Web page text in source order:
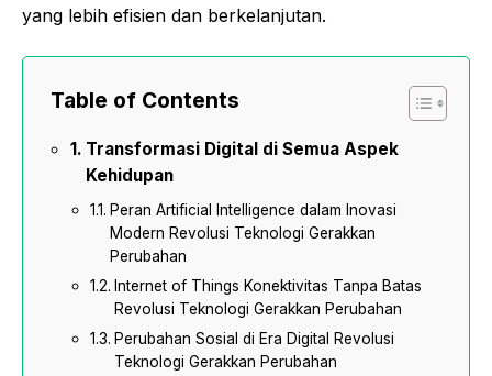
yang lebih efisien dan berkelanjutan.
Table of Contents
Transformasi Digital di Semua Aspek
Kehidupan
Peran Artificial Intelligence dalam Inovasi
Modern Revolusi Teknologi Gerakkan
Perubahan
Internet of Things Konektivitas Tanpa Batas
Revolusi Teknologi Gerakkan Perubahan
Perubahan Sosial di Era Digital Revolusi
Teknologi Gerakkan Perubahan